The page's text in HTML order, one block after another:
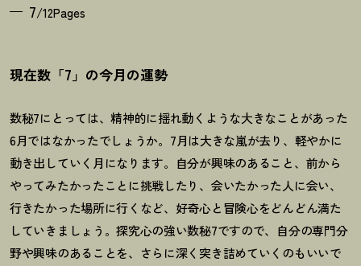
7/12Pages
現在数「7」の今月の運勢
数秘7にとっては、精神的に揺れ動くような大きなことがあった
6月ではなかったでしょうか。 7月は大きな嵐が去り、軽やかに
動き出していく月になります。自分が興味のあること、前から
やってみたかったことに挑戦したり、会いたかった人に会い、
行きたかった場所に行くなど、好奇心と冒険心をどんどん満た
していきましょう。探究心の強い数秘7ですので、自分の専門分
野や興味のあることを、さらに深く突き詰めていくのもいいで